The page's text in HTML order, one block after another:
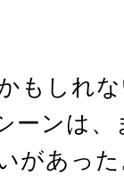
もしれ
ーンは
があっ